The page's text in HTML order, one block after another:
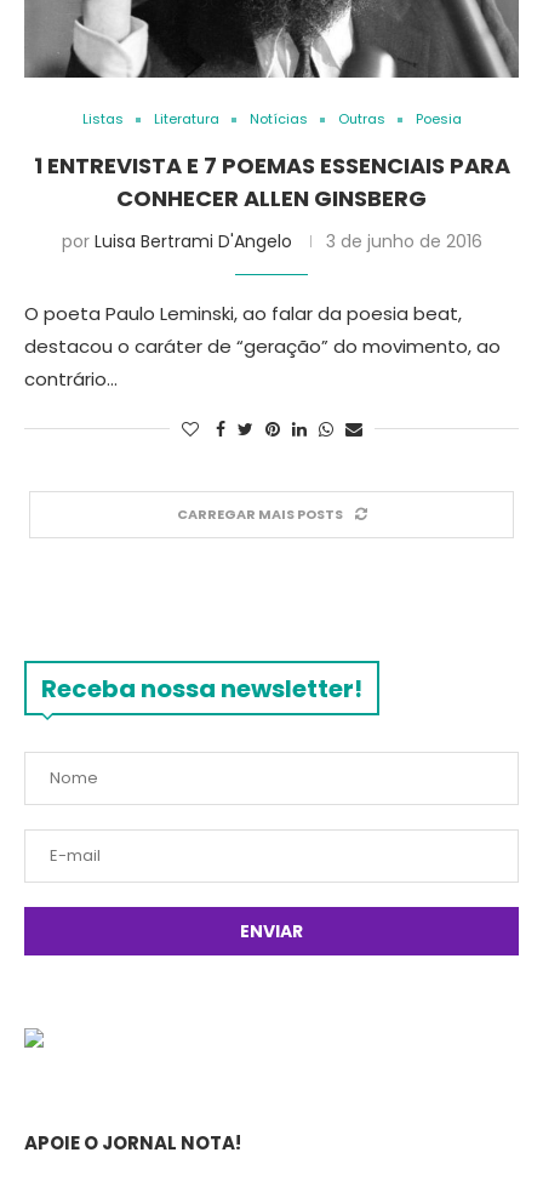
Listas Literatura Notícias Outras Poesia
1 ENTREVISTA E 7 POEMAS ESSENCIAIS PARA
CONHECER ALLEN GINSBERG
por Luisa Bertrami D'Angelo 3 de junho de 2016
O poeta Paulo Leminski, ao falar da poesia beat,
destacou o caráter de “geração” do movimento, ao
contrário…
CARREGAR MAIS POSTS
Receba nossa newsletter!
APOIE O JORNAL NOTA!